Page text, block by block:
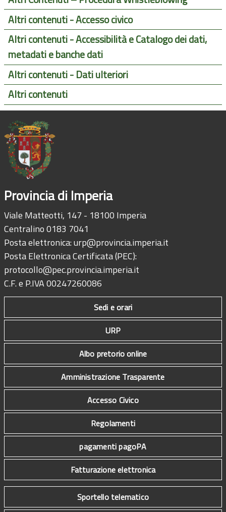
Altri contenuti - Accesso civico
Altri contenuti - Accessibilità e Catalogo dei dati,
metadati e banche dati
Altri contenuti - Dati ulteriori
Altri contenuti
Provincia di Imperia
Viale Matteotti, 147 - 18100 Imperia
Centralino 0183 7041
Posta elettronica:urp@provincia.imperia.it
Posta Elettronica Certificata (PEC):
protocollo@pec.provincia.imperia.it
C.F. e P.IVA 00247260086
Sedi e orari
URP
Albo pretorio online
Amministrazione Trasparente
Accesso Civico
Regolamenti
pagamenti pagoPA
Fatturazione elettronica
Sportello telematico